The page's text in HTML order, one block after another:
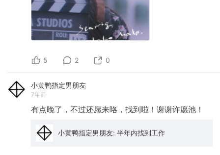
5 2 0
小黄鸭指定男朋友
7年前
有点晚了，不过还愿来咯，找到啦！谢谢许愿池！
小黄鸭指定男朋友: 半年内找到工作